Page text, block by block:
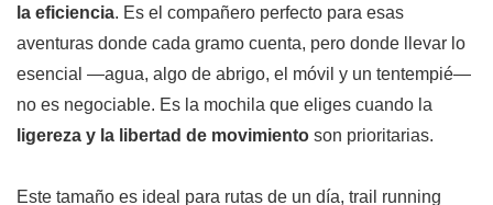
la eficiencia. Es el compañero perfecto para esas
aventuras donde cada gramo cuenta, pero donde llevar lo
esencial —agua, algo de abrigo, el móvil y un tentempié—
no es negociable. Es la mochila que eliges cuando la
ligereza y la libertad de movimiento son prioritarias.
Este tamaño es ideal para rutas de un día, trail running